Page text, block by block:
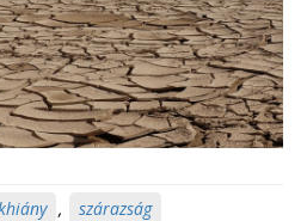
, szárazság